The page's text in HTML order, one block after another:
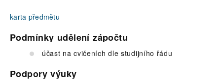
karta předmětu
Podmínky udělení zápočtu
účast na cvičeních dle studijního řádu
Podpory výuky